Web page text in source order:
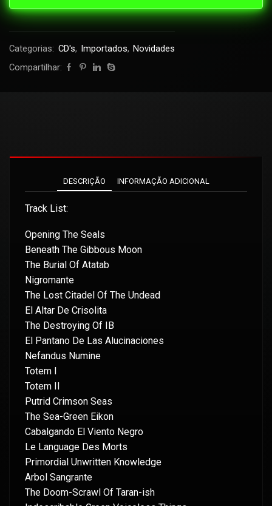
Categorias: CD's, Importados, Novidades
Compartilhar:
DESCRIÇÃO INFORMAÇÃO ADICIONAL
Track List:
Opening The Seals
Beneath The Gibbous Moon
The Burial Of Atatab
Nigromante
The Lost Citadel Of The Undead
El Altar De Crisolita
The Destroying Of IB
El Pantano De Las Alucinaciones
Nefandus Numine
Totem I
Totem II
Putrid Crimson Seas
The Sea-Green Eikon
Cabalgando El Viento Negro
Le Language Des Morts
Primordial Unwritten Knowledge
Arbol Sangrante
The Doom-Scrawl Of Taran-ish